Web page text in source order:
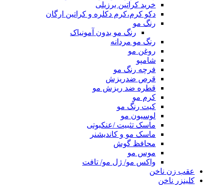
خرید کراتین برزیلی
دکو کرم،کرم دکلره و کراتین ارگان
رنگ مو
رنگ مو بدون آمونیاک
رنگ مو مردانه
روغن مو
شامپو
فرچه رنگ مو
قرص ضدریزش
قطره ضد ریزش مو
کرم مو
کیت رنگ مو
لوسیون مو
ماسک تثبیت /عنکبوتی
ماسک مو و کاندیشنر
محافظ گوش
موس مو
واکس مو/ ژل مو/ تافت
عقب زن ناخن
کلینزر ناخن